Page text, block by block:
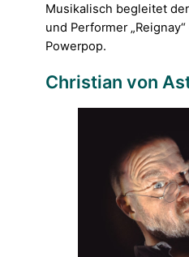
Musikalisch begleitet
und Performer
Powerpop.
Christian von